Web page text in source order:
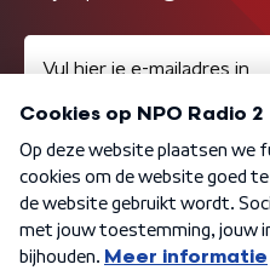
Algemene voorwaarden